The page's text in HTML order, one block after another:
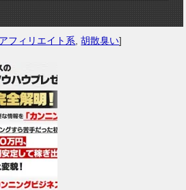
アフィリエイト系 ,胡散臭い]